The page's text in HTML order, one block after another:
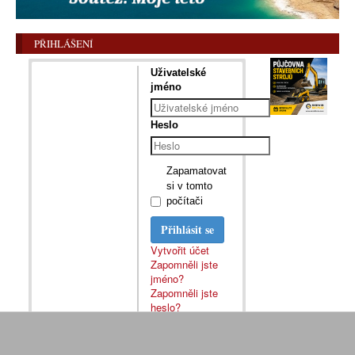
PŘIHLÁŠENÍ
Uživatelské
jméno
Heslo
Zapamatovat
si v tomto
počítači
Přihlásit se
Vytvořit účet
Zapomněli jste
jméno?
Zapomněli jste
heslo?